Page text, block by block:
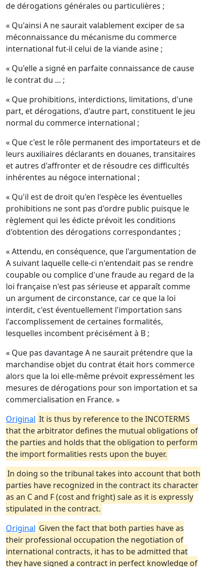
de dérogations générales ou particulières ;
« Qu'ainsi A ne saurait valablement exciper de sa
méconnaissance du mécanisme du commerce
international fut-il celui de la viande asine ;
« Qu'elle a signé en parfaite connaissance de cause
le contrat du ... ;
« Que prohibitions, interdictions, limitations, d'une
part, et dérogations, d'autre part, constituent le jeu
normal du commerce international ;
« Que c'est le rôle permanent des importateurs et de
leurs auxiliaires déclarants en douanes, transitaires
et autres d'affronter et de résoudre ces difficultés
inhérentes au négoce international ;
« Qu'il est de droit qu'en l'espèce les éventuelles
prohibitions ne sont pas d'ordre public puisque le
règlement qui les édicte prévoit les conditions
d'obtention des dérogations correspondantes ;
« Attendu, en conséquence, que l'argumentation de
A suivant laquelle celle-ci n'entendait pas se rendre
coupable ou complice d'une fraude au regard de la
loi française n'est pas sérieuse et apparaît comme
un argument de circonstance, car ce que la loi
interdit, c'est éventuellement l'importation sans
l'accomplissement de certaines formalités,
lesquelles incombent précisément à B ;
« Que pas davantage A ne saurait prétendre que la
marchandise objet du contrat était hors commerce
alors que la loi elle-même prévoit expressément les
mesures de dérogations pour son importation et sa
commercialisation en France. »
Original It is thus by reference to the INCOTERMS
that the arbitrator defines the mutual obligations of
the parties and holds that the obligation to perform
the import formalities rests upon the buyer.
In doing so the tribunal takes into account that both
parties have recognized in the contract its character
as an C and F (cost and fright) sale as it is expressly
stipulated in the contract.
Original Given the fact that both parties have as
their professional occupation the negotiation of
international contracts, it has to be admitted that
they have signed a contract in perfect knowledge of